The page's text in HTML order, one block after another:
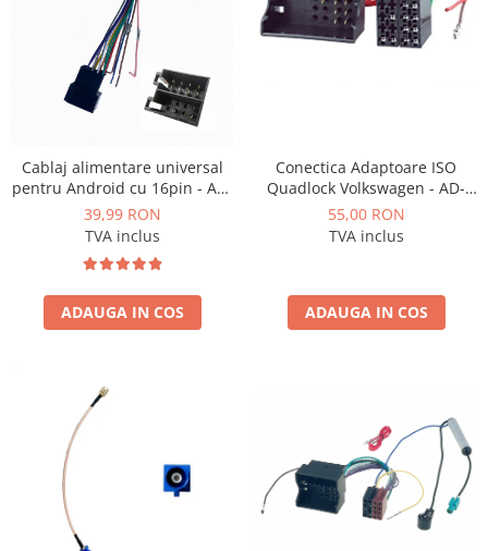
Hyundai
Seat
Suzuki
Mitsubishi
Land Rover
Cablaj alimentare universal
pentru Android cu 16pin - AD-
BGCUNI01
39,99 RON
TVA inclus
ADAUGA IN COS
Conectica Adaptoare ISO
Quadlock Volkswagen - AD-
ISOVW
55,00 RON
TVA inclus
ADAUGA IN COS